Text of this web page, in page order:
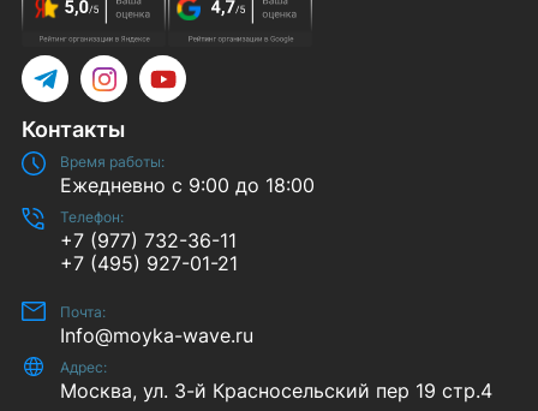
TelegramInstagramYouTube
Контакты
Время работы:
Ежедневно с 9:00 до 18:00
Телефон:
+7 (977) 732-36-11
+7 (495) 927-01-21
Почта:
Info@moyka-wave.ru
Адрес:
Москва, ул. 3-й Красносельский пер 19 стр.4